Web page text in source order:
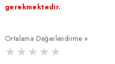
gerekmektedir.
Ortalama Değerlendirme »